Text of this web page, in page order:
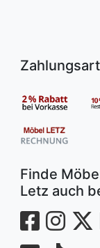
Finde
Letz auch